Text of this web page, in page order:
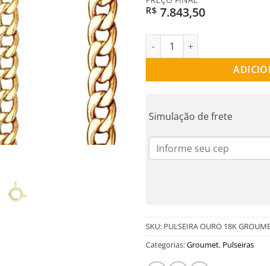
R$ 7.843,50
PULSEIRA OURO 18K
Simulação de frete
SKU: PULSEIRA OURO 18K
Categorias:Groumet, Pulseiras